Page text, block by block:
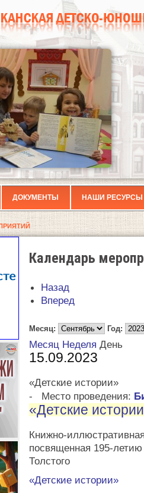
ДОКУМЕНТЫ НАШИ РЕСУРСЫ
Календарь
Назад
Вперед
Месяц: Год:
Месяц Неделя День
15.09.2023
«Детские истории»
-
Место проведения:
«Детские
Книжно-
посвященная 195-
Толстого
«Детские истории»